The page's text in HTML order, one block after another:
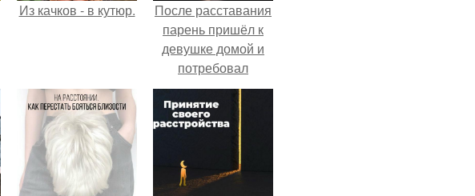
Из качков - в кутюр.
После расставания
парень пришёл к
девушке домой и
потребовал
вернуть всё, что
когда-либо ей
дарил.